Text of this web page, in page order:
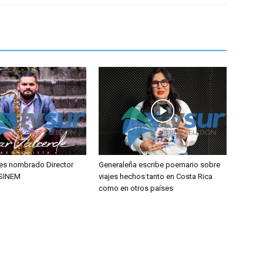
nombrado Director
Generaleña escribe poemario sobre
viajes hechos tanto en Costa Rica
como en otros países